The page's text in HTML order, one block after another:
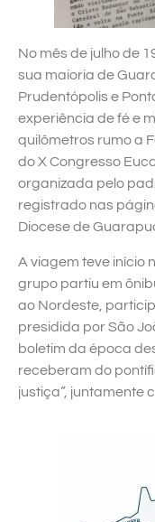
No mês de julho de
sua maioria de
Prudentópolis e
experiência de fé e
quilômetros rumo a
do X Congresso
organizada pelo
registrado nas
Diocese de
A viagem teve início
grupo partiu em
ao Nordeste,
presidida por São
boletim da época
receberam do
justiça”, juntamente